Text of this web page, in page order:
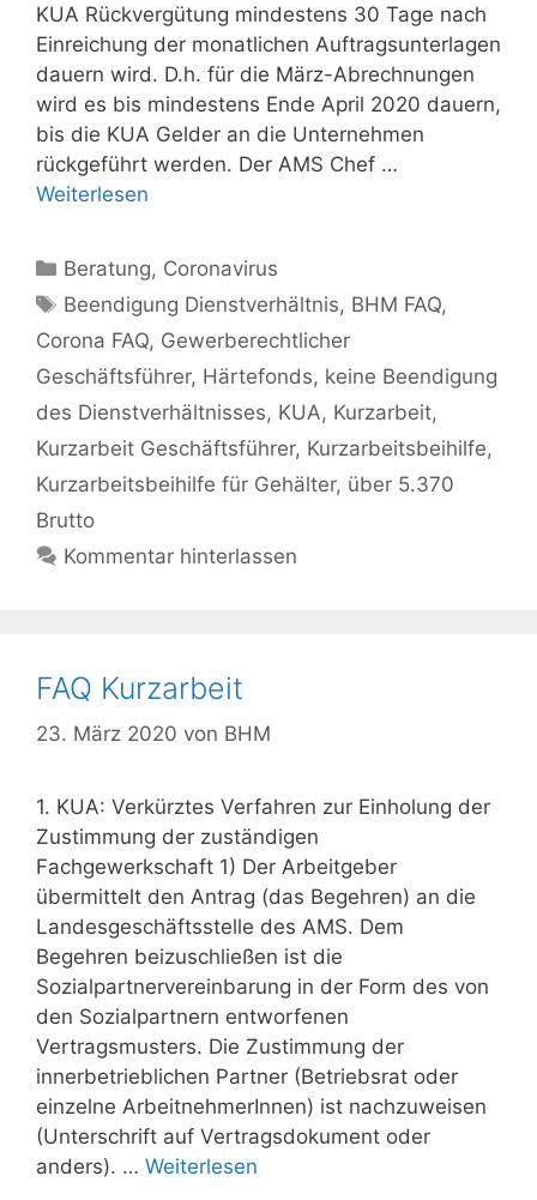
KUA Rückvergütung mindestens 30 Tage nach
Einreichung der monatlichen Auftragsunterlagen
dauern wird. D.h. für die März-Abrechnungen
wird es bis mindestens Ende April 2020 dauern,
bis die KUA Gelder an die Unternehmen
rückgeführt werden. Der AMS Chef …
Weiterlesen
Kategorien
Beratung, Coronavirus
Schlagwörter
Beendigung Dienstverhältnis, BHM FAQ,
Corona FAQ, Gewerberechtlicher
Geschäftsführer, Härtefonds, keine Beendigung
des Dienstverhältnisses, KUA, Kurzarbeit,
Kurzarbeit Geschäftsführer, Kurzarbeitsbeihilfe,
Kurzarbeitsbeihilfe für Gehälter, über 5.370
Brutto
Kommentar hinterlassen
FAQ Kurzarbeit
23. März 2020 von BHM
1. KUA: Verkürztes Verfahren zur Einholung der
Zustimmung der zuständigen
Fachgewerkschaft 1) Der Arbeitgeber
übermittelt den Antrag (das Begehren) an die
Landesgeschäftsstelle des AMS. Dem
Begehren beizuschließen ist die
Sozialpartnervereinbarung in der Form des von
den Sozialpartnern entworfenen
Vertragsmusters. Die Zustimmung der
innerbetrieblichen Partner (Betriebsrat oder
einzelne ArbeitnehmerInnen) ist nachzuweisen
(Unterschrift auf Vertragsdokument oder
anders). … Weiterlesen